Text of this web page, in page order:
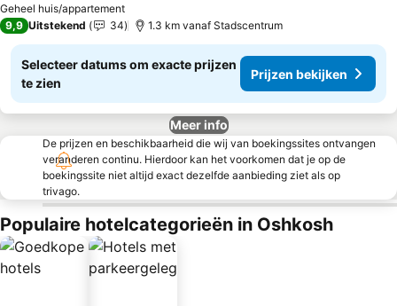
Geheel huis/appartement
9,9 Uitstekend 34 1.3 km vanaf Stadscentrum
Selecteer datums om exacte prijzen
te zien
Prijzen bekijken
Meer info
De prijzen en beschikbaarheid die wij van boekingssites ontvangen
veranderen continu. Hierdoor kan het voorkomen dat je op de
boekingssite niet altijd exact dezelfde aanbieding ziet als op
trivago.
Populaire hotelcategorieën in Oshkosh